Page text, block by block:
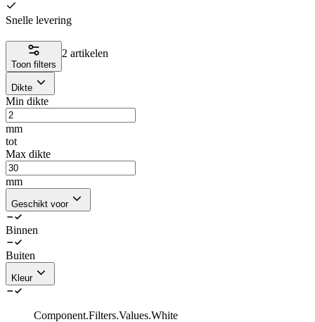
Snelle levering
Toon filters
2 artikelen
Dikte
Min dikte
mm
tot
Max dikte
mm
Geschikt voor
Binnen
Buiten
Kleur
Component.Filters.Values.White